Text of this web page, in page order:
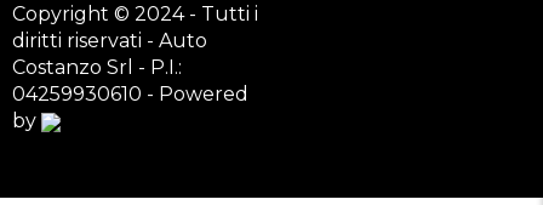
Copyright © 2024 - Tutti i
diritti riservati - Auto
Costanzo Srl - P.I.:
04259930610 - Powered
by